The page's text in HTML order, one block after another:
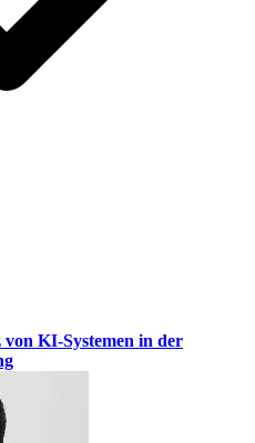
KI-Systemen in der